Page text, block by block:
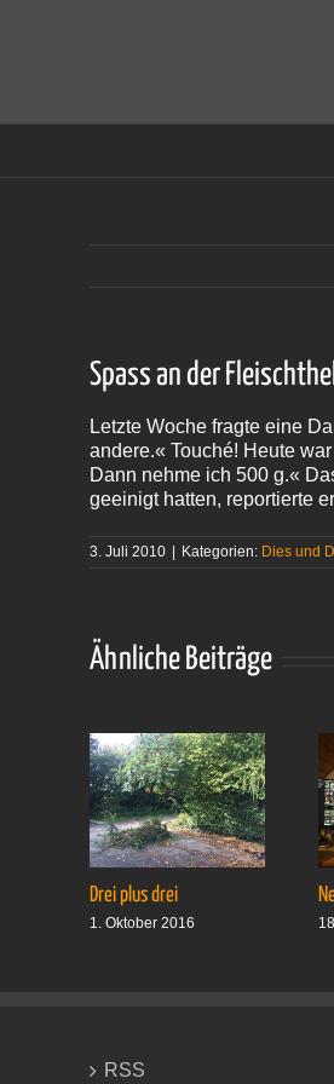
Spass an der
Letzte Woche fragte eine
andere.« Touché! Heute
Dann nehme ich 500 g.«
geeinigt hatten, reportierte
3. Juli 2010 | Kategorien: Dies und
Ähnliche Beiträge
Drei plus drei
1. Oktober 2016
RSS
auf auf dieser Seite bei der